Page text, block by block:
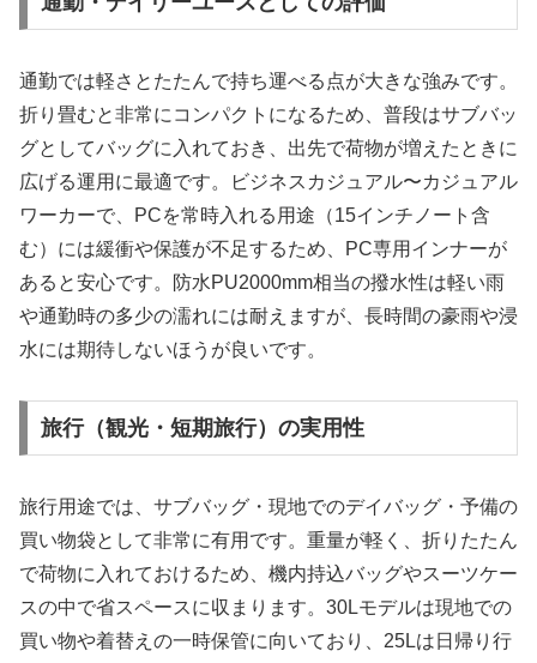
通勤では軽さとたたんで持ち運べる点が大きな強みです。
折り畳むと非常にコンパクトになるため、普段はサブバッ
グとしてバッグに入れておき、出先で荷物が増えたときに
広げる運用に最適です。ビジネスカジュアル〜カジュアル
ワーカーで、PCを常時入れる用途（15インチノート含
む）には緩衝や保護が不足するため、PC専用インナーが
あると安心です。防水PU2000mm相当の撥水性は軽い雨
や通勤時の多少の濡れには耐えますが、長時間の豪雨や浸
水には期待しないほうが良いです。
旅行（観光・短期旅行）の実用性
旅行用途では、サブバッグ・現地でのデイバッグ・予備の
買い物袋として非常に有用です。重量が軽く、折りたたん
で荷物に入れておけるため、機内持込バッグやスーツケー
スの中で省スペースに収まります。30Lモデルは現地での
買い物や着替えの一時保管に向いており、25Lは日帰り行